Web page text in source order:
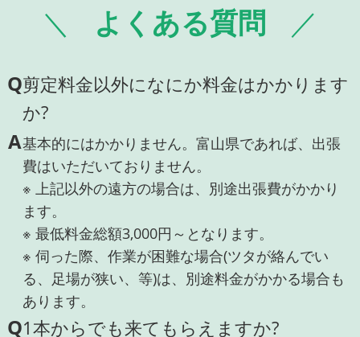
よくある質問
Q剪定料金以外になにか料金はかかります
か?
A基本的にはかかりません。富山県であれば、出張
費はいただいておりません。
※ 上記以外の遠方の場合は、別途出張費がかかり
ます。
※ 最低料金総額3,000円～となります。
※ 伺った際、作業が困難な場合(ツタが絡んでい
る、足場が狭い、等)は、別途料金がかかる場合も
あります。
Q1本からでも来てもらえますか?